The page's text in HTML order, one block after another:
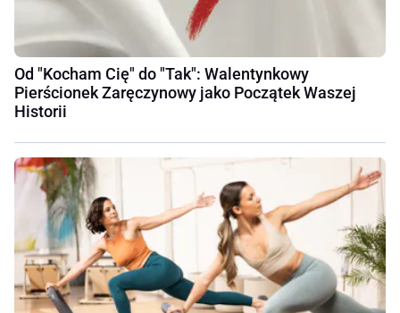
Od "Kocham Cię" do "Tak": Walentynkowy
Pierścionek Zaręczynowy jako Początek Waszej
Historii